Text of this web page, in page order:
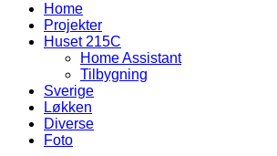
Home
Projekter
Huset 215C
Home Assistant
Tilbygning
Sverige
Løkken
Diverse
Foto